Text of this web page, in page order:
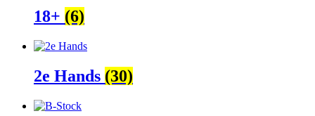
18+ (6)
2e Hands (30)